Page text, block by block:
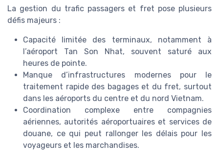
La gestion du trafic passagers et fret pose plusieurs
défis majeurs :
Capacité limitée des terminaux, notamment à
l’aéroport Tan Son Nhat, souvent saturé aux
heures de pointe.
Manque d’infrastructures modernes pour le
traitement rapide des bagages et du fret, surtout
dans les aéroports du centre et du nord Vietnam.
Coordination complexe entre compagnies
aériennes, autorités aéroportuaires et services de
douane, ce qui peut rallonger les délais pour les
voyageurs et les marchandises.